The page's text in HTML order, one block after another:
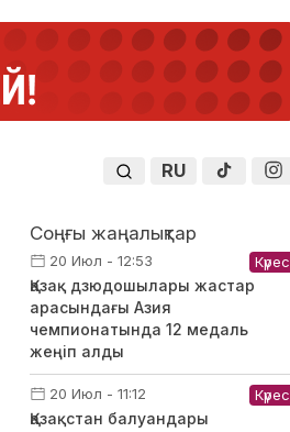
RU
Соңғы жаңалықтар
20 Июл - 12:53 Күрес
Қазақ дзюдошылары жастар
арасындағы Азия
чемпионатында 12 медаль
жеңіп алды
20 Июл - 11:12 Күрес
Қазақстан балуандары